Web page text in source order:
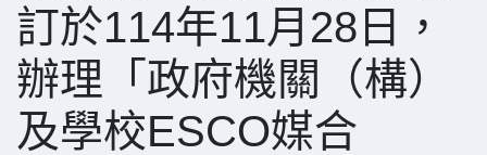
訂於114年11月28日，
辦理「政府機關（構）
及學校ESCO媒合